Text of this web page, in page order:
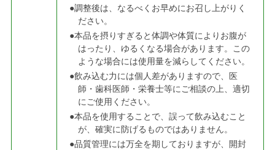
●調整後は、なるべくお早めにお召し上がりく
ださい。
●本品を摂りすぎると体調や体質によりお腹が
はったり、ゆるくなる場合があります。この
ような場合には使用量を減らしてください。
●飲み込む力には個人差がありますので、医
師・歯科医師・栄養士等にご相談の上、適切
にご使用ください。
●本品を使用することで、誤って飲み込むこと
が、確実に防げるものではありません。
●品質管理には万全を期しておりますが、開封